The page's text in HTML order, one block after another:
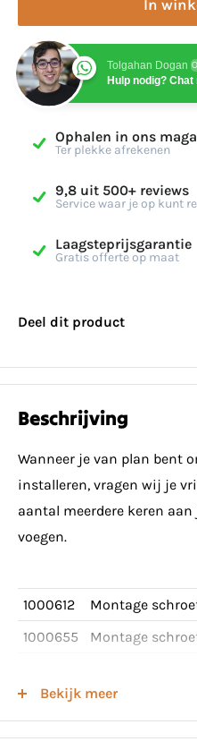
In
Tolgahan Dogan
Hulp nodig? Chat
Ophalen in ons
Ter plekke afrekenen
9,8 uit 500+ reviews
Service waar je op kunt
Laagsteprijsgarantie
Gratis offerte op maat
Deel dit product
Beschrijving
Wanneer je van plan bent
installeren, vragen wij je
aantal meerdere keren
voegen.
1000612 Montage
1000655
Montage
vereffening
Bekijk meer